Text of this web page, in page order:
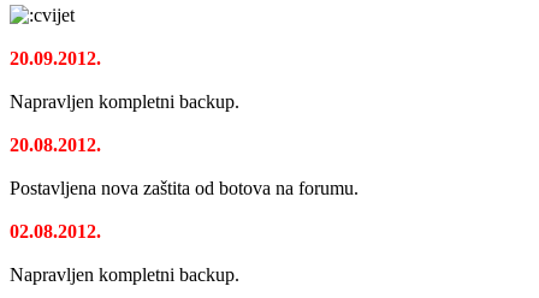
20.09.2012.
Napravljen kompletni backup.
20.08.2012.
Postavljena nova zaštita od botova na forumu.
02.08.2012.
Napravljen kompletni backup.